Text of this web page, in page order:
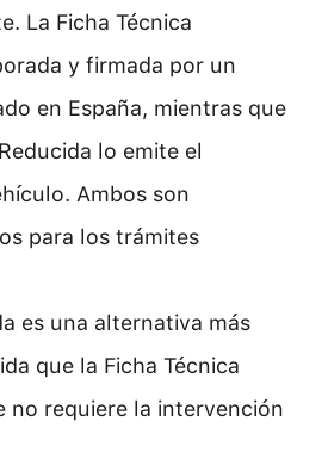
La Ficha Técnica
y firmada por un
en España, mientras que
lo emite el
Ambos son
para los trámites
es una alternativa más
que la Ficha Técnica
no requiere la intervención